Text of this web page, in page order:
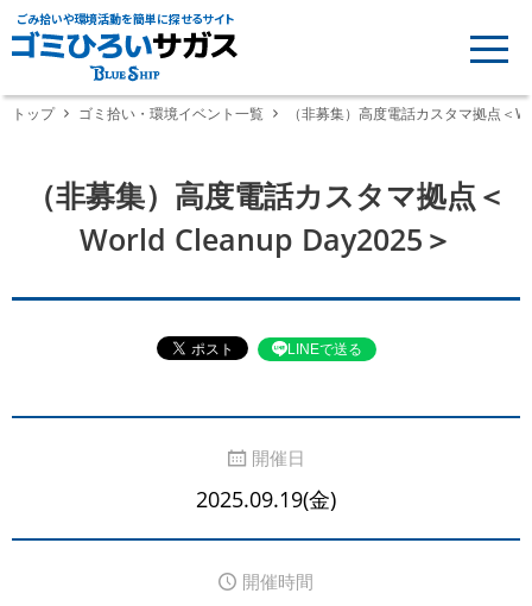
ごみ拾いや環境活動を簡単に探せるサイト
トップ ゴミ拾い・環境イベント一覧 （非募集）高度電話カスタマ拠点＜
（非募集）高度電話カスタマ拠点＜
World Cleanup Day2025＞
LINEで送る
開催日
2025.09.19(金)
開催時間